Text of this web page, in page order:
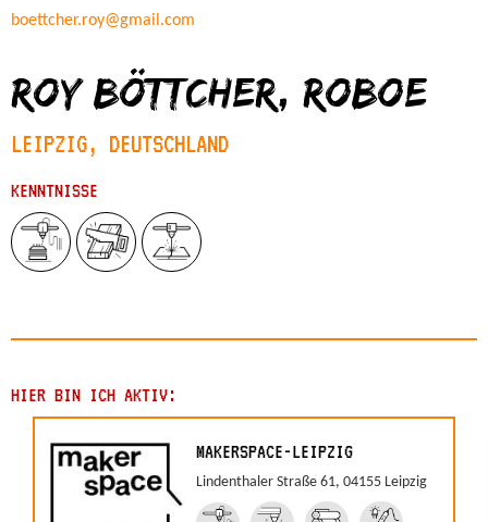
boettcher.roy@gmail.com
Roy Böttcher, roboe
LEIPZIG, DEUTSCHLAND
KENNTNISSE
HIER BIN ICH AKTIV:
MAKERSPACE-LEIPZIG
Lindenthaler Straße 61, 04155 Leipzig